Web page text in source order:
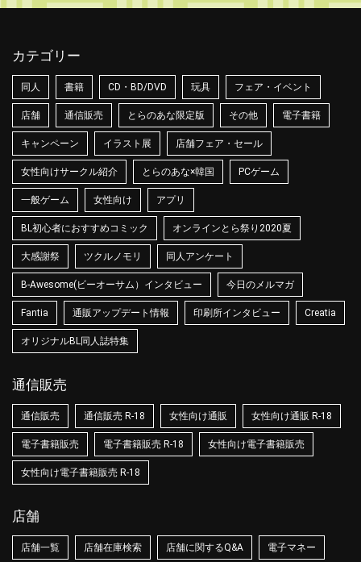
カテゴリー
同人 書籍 CD・BD/DVD 玩具 フェア・イベント
店舗 通信販売 とらのあな限定版 その他 電子書籍
キャンペーン イラスト展 店舗フェア・セール
女性向けサークル紹介 とらのあな×韓国 PCゲーム
一般ゲーム 女性向け アプリ
BL初心者におすすめコミック オンラインとら祭り2020夏
大感謝祭 ツクルノモリ 同人アンケート
B-Awesome(ビーオーサム）インタビュー 今日のメルマガ
Fantia 通販アップデート情報 印刷所インタビュー Creatia
オリジナルBL同人誌特集
通信販売
通信販売 通信販売 R-18 女性向け通販 女性向け通販 R-18
電子書籍販売 電子書籍販売 R-18 女性向け電子書籍販売
女性向け電子書籍販売 R-18
店舗
店舗一覧 店舗在庫検索 店舗に関するQ&A 電子マネー